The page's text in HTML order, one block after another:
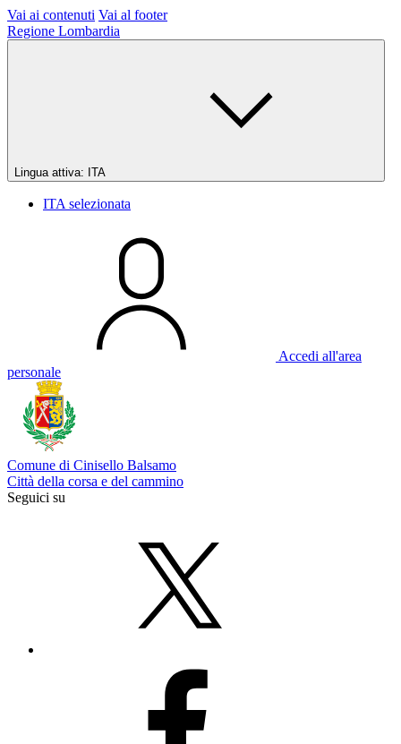
Vai ai contenuti Vai al footer
Regione Lombardia
Lingua attiva: ITA
ITA selezionata
Accedi all'area
personale
Comune di Cinisello Balsamo
Città della corsa e del cammino
Seguici su